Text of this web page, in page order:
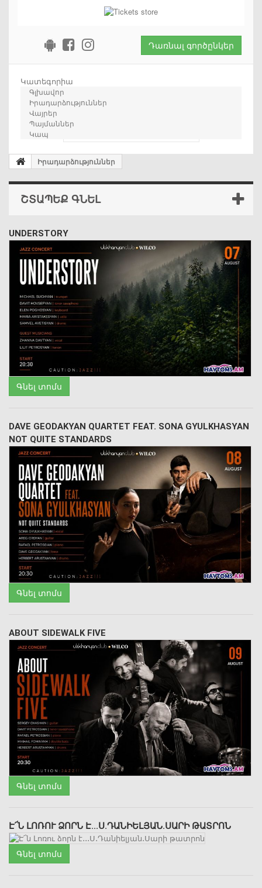
Դառնալ գործընկեր
Կատեգորիա
Գլխավոր
Իրադարձություններ
Վայրեր
Պայմաններ
Կապ
որոնում
Իրադարձություններ
ՇՏԱՊԵՔ ԳՆԵԼ
UNDERSTORY
Գնել տոմս
DAVE GEODAKYAN QUARTET FEAT. SONA GYULKHASYAN
NOT QUITE STANDARDS
Գնել տոմս
ABOUT SIDEWALK FIVE
Գնել տոմս
Է՜Ն ԼՈՌՈՒ ՁՈՐՆ Է․․․Ս․ԴԱՆԻԵԼՅԱՆ․ՍԱՐԻ ԹԱՏՐՈՆ
Գնել տոմս